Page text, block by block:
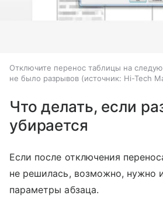
Отключите перенос таблицы на
не было разрывов
источник: Hi-Tech
Что делать, если
убирается
Если после отключения
не решилась, возможно, нужно
параметры абзаца.